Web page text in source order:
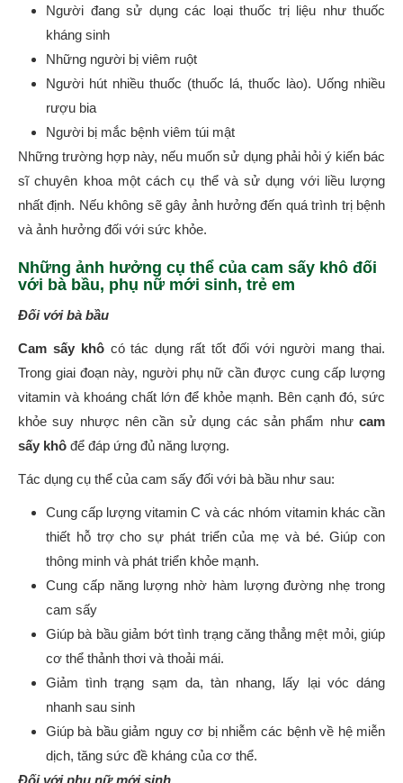
Người đang sử dụng các loại thuốc trị liệu như thuốc
kháng sinh
Những người bị viêm ruột
Người hút nhiều thuốc (thuốc lá, thuốc lào). Uống nhiều
rượu bia
Người bị mắc bệnh viêm túi mật
Những trường hợp này, nếu muốn sử dụng phải hỏi ý kiến bác
sĩ chuyên khoa một cách cụ thể và sử dụng với liều lượng
nhất định. Nếu không sẽ gây ảnh hưởng đến quá trình trị bệnh
và ảnh hưởng đối với sức khỏe.
Những ảnh hưởng cụ thể của cam sấy khô đối
với bà bầu, phụ nữ mới sinh, trẻ em
Đối với bà bầu
Cam sấy khôcó tác dụng rất tốt đối với người mang thai.
Trong giai đoạn này, người phụ nữ cần được cung cấp lượng
vitamin và khoáng chất lớn để khỏe mạnh. Bên cạnh đó, sức
khỏe suy nhược nên cần sử dụng các sản phẩm như cam
sấy khô để đáp ứng đủ năng lượng.
Tác dụng cụ thể của cam sấy đối với bà bầu như sau:
Cung cấp lượng vitamin C và các nhóm vitamin khác cần
thiết hỗ trợ cho sự phát triển của mẹ và bé. Giúp con
thông minh và phát triển khỏe mạnh.
Cung cấp năng lượng nhờ hàm lượng đường nhẹ trong
cam sấy
Giúp bà bầu giảm bớt tình trạng căng thẳng mệt mỏi, giúp
cơ thể thảnh thơi và thoải mái.
Giảm tình trạng sạm da, tàn nhang, lấy lại vóc dáng
nhanh sau sinh
Giúp bà bầu giảm nguy cơ bị nhiễm các bệnh về hệ miễn
dịch, tăng sức đề kháng của cơ thể.
Đối với phụ nữ mới sinh